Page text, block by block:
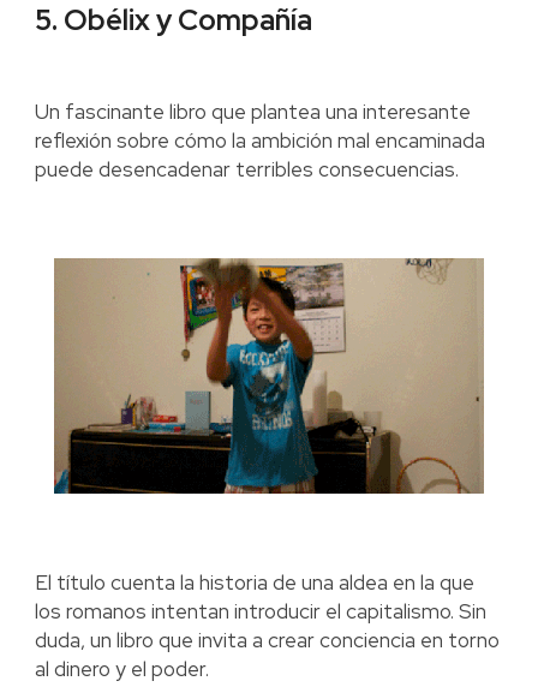
5. Obélix y Compañía
Un fascinante libro que plantea una interesante
reflexión sobre cómo la ambición mal encaminada
puede desencadenar terribles consecuencias.
El título cuenta la historia de una aldea en la que
los romanos intentan introducir el capitalismo. Sin
duda, un libro que invita a crear conciencia en torno
al dinero y el poder.